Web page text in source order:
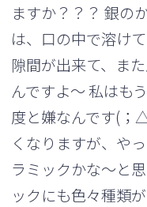
ますか？？？ 銀の
は、口の中で溶け
隙間が出来て、ま
んですよ～ 私はも
度と嫌なんです(；
くなりますが、や
ラミックかな～と
ックにも色々種類